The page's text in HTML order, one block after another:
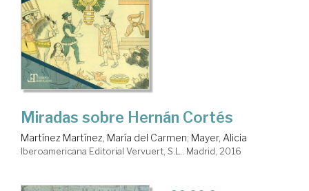
Miradas sobre Hernán Cortés
Martínez Martínez, María del Carmen; Mayer, Alicia
Iberoamericana Editorial Vervuert, S.L.. Madrid, 2016